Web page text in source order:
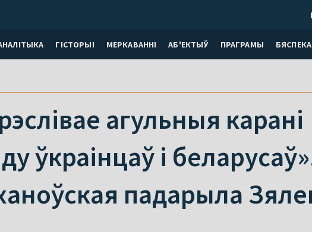
ГІСТОРЫІ МЕРКАВАННI АБ'ЕКТЫЎ ПРАГРАМЫ БЯСПЕКА
агульныя карані
ўкраінцаў і
падарыла